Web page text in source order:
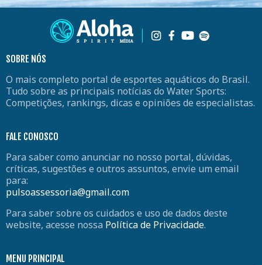
SOBRE NÓS
O mais completo portal de esportes aquáticos do Brasil.
Tudo sobre as principais notícias do Water Sports:
Competições, rankings, dicas e opiniões de especialistas.
FALE CONOSCO
Para saber como anunciar no nosso portal, dúvidas,
críticas, sugestões e outros assuntos, envie um email
para:
pulsoassessoria@gmail.com
Para saber sobre os cuidados e uso de dados deste
website, acesse nossa Política de Privacidade.
MENU PRINCIPAL